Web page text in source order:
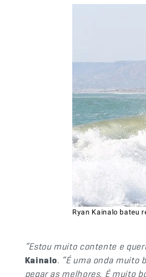
Ryan Kainalo bateu
“Estou muito contente e
Kainalo. “É uma onda muito
pegar as melhores. É muito